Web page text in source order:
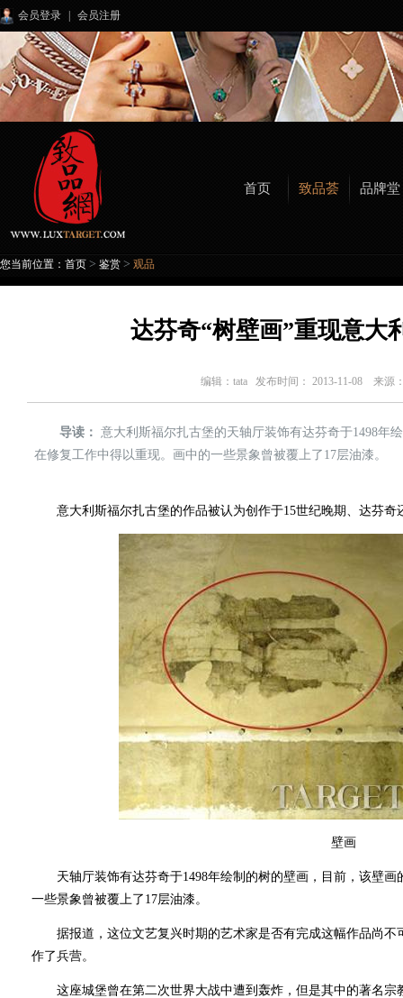
会员登录 会员注册
首页 致品荟 品牌堂
您当前位置： 首页 > 鉴赏 > 观品
达芬奇“树壁画”重现意大
编辑： tata 发布时间： 2013-11-08 来源
导读： 意大利斯福尔扎古堡的天轴厅装饰有达芬奇于1498年
在修复工作中得以重现。画中的一些景象曾被覆上了17层油漆。
意大利斯福尔扎古堡的作品被认为创作于15世纪晚期、达芬奇
壁画
天轴厅装饰有达芬奇于1498年绘制的树的壁画，目前，该壁画
一些景象曾被覆上了17层油漆。
据报道，这位文艺复兴时期的艺术家是否有完成这幅作品尚不
作了兵营。
这座城堡曾在第二次世界大战中遭到轰炸，但是其中的著名宗